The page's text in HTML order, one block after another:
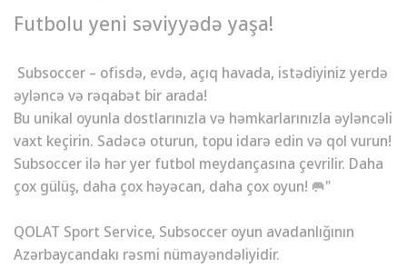
Futbolu yeni səviyyədə yaşa!
Subsoccer – ofisdə, evdə, açıq havada, istədiyiniz yerdə
əyləncə və rəqabət bir arada!
Bu unikal oyunla dostlarınızla və həmkarlarınızla əyləncəli
vaxt keçirin. Sadəcə oturun, topu idarə edin və qol vurun!
Subsoccer ilə hər yer futbol meydançasına çevrilir. Daha
çox gülüş, daha çox həyəcan, daha çox oyun! 🥅"
QOLAT Sport Service, Subsoccer oyun avadanlığının
Azərbaycandakı rəsmi nümayəndəliyidir.